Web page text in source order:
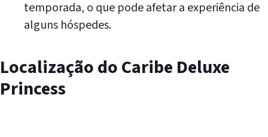
temporada, o que pode afetar a experiência de
alguns hóspedes.
Localização do Caribe Deluxe
Princess